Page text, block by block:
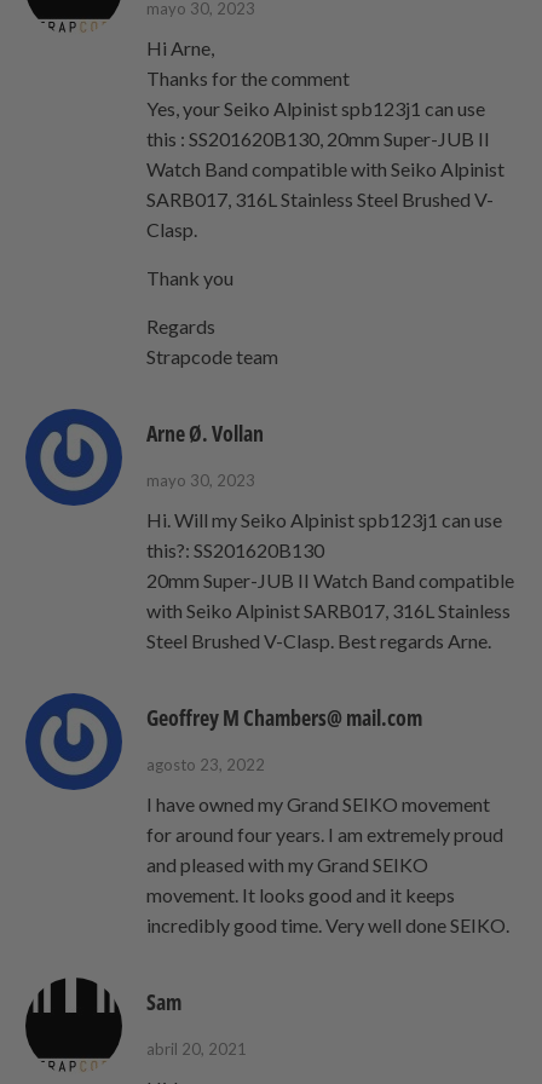
mayo 30, 2023
Hi Arne,
Thanks for the comment
Yes, your Seiko Alpinist spb123j1 can use
this : SS201620B130, 20mm Super-JUB II
Watch Band compatible with Seiko Alpinist
SARB017, 316L Stainless Steel Brushed V-
Clasp.
Thank you
Regards
Strapcode team
Arne Ø. Vollan
mayo 30, 2023
Hi. Will my Seiko Alpinist spb123j1 can use
this?: SS201620B130
20mm Super-JUB II Watch Band compatible
with Seiko Alpinist SARB017, 316L Stainless
Steel Brushed V-Clasp. Best regards Arne.
Geoffrey M Chambers@ mail.com
agosto 23, 2022
I have owned my Grand SEIKO movement
for around four years. I am extremely proud
and pleased with my Grand SEIKO
movement. It looks good and it keeps
incredibly good time. Very well done SEIKO.
Sam
abril 20, 2021